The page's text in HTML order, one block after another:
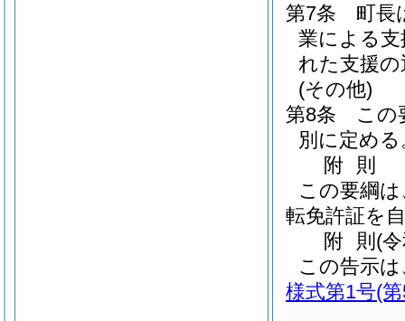
第7条
町長
業による
れた支援
(その他)
第8条
この
別に定める
附 則
この要綱
転免許証を
附 則 (
この告示
様式第1号(